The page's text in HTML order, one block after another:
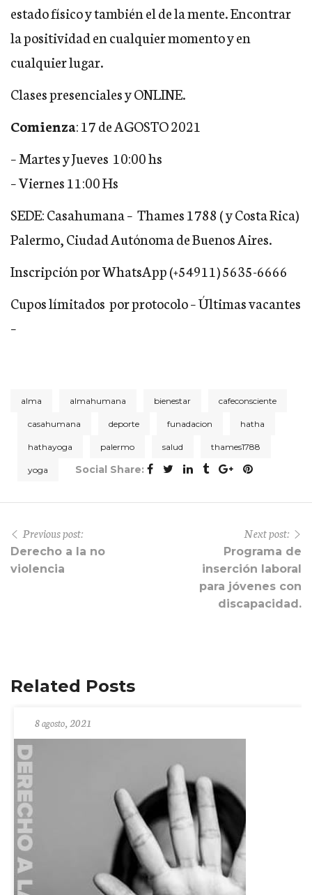
estado físico y también el de la mente. Encontrar
la positividad en cualquier momento y en
cualquier lugar.
Clases presenciales y ONLINE.
Comienza: 17 de AGOSTO 2021
– Martes y Jueves 10:00 hs
– Viernes 11:00 Hs
SEDE: Casahumana – Thames 1788 ( y Costa Rica)
Palermo, Ciudad Autónoma de Buenos Aires.
Inscripción por WhatsApp (+54911) 5635-6666
Cupos límitados por protocolo – Últimas vacantes
–
alma almahumana bienestar cafeconsciente
casahumana deporte funadacion hatha
hathayoga palermo salud thames1788
yoga Social Share:
Previous post:
Derecho a la no
violencia
Next post:
Programa de
inserción laboral
para jóvenes con
discapacidad.
Related Posts
8 agosto, 2021